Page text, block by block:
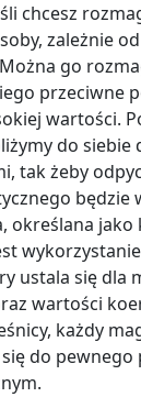
chcesz
zależnie
go
przeciwne
wartości.
do siebie
tak żeby
będzie
określana jako
ustala się dla
wartości
każdy
do pewnego